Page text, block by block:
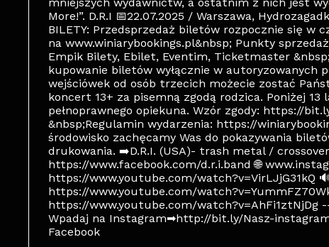
More!”. D.R.I 📅22.07.2025 / Warszawa,
BILETY: Przedsprzedaż biletów rozpocznie się w
na www.winiarybookings.pl&nbsp; Punkty
Empik Bilety, Ebilet, Eventim, Ticketmaster
kupowanie biletów wyłącznie w autoryzowanych
wejściówek od osób trzecich możecie zostać
koncert 13+ za pisemną zgodą rodzica. Poniżej 13
pełnoprawnego opiekuna. Wzór zgody: https://
&nbsp;Regulamin wydarzenia: https://
środowisko zachęcamy Was do pokazywania
drukowania. ➡D.R.I. (USA)- trash metal / crossover
https://www.facebook.com/d.r.i.band 🌐
https://www.youtube.com/watch?v=VirLJjG31kQ
https://www.youtube.com/
https://www.youtube.com/
Wpadaj na Instagram➡http://bit.ly/Nasz-
Facebook